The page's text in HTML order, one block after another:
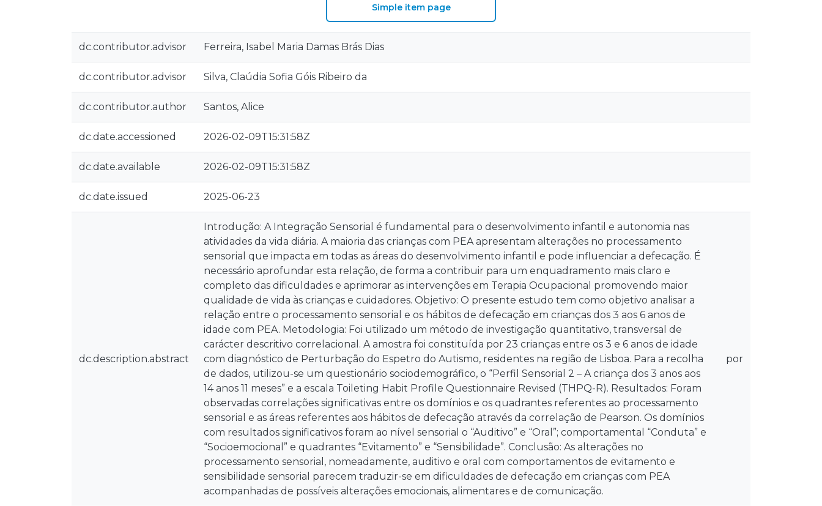
Simple item page
dc.contributor.advisor Ferreira, Isabel Maria Damas Brás Dias
dc.contributor.advisor Silva, Claúdia Sofia Góis Ribeiro da
dc.contributor.author Santos, Alice
dc.date.accessioned 2026-02-09T15:31:58Z
dc.date.available 2026-02-09T15:31:58Z
dc.date.issued 2025-06-23
dc.description.abstract
Introdução: A Integração Sensorial é fundamental para o desenvolvimento infantil e autonomia nas
atividades da vida diária. A maioria das crianças com PEA apresentam alterações no processamento
sensorial que impacta em todas as áreas do desenvolvimento infantil e pode influenciar a defecação. É
necessário aprofundar esta relação, de forma a contribuir para um enquadramento mais claro e
completo das dificuldades e aprimorar as intervenções em Terapia Ocupacional promovendo maior
qualidade de vida às crianças e cuidadores. Objetivo: O presente estudo tem como objetivo analisar a
relação entre o processamento sensorial e os hábitos de defecação em crianças dos 3 aos 6 anos de
idade com PEA. Metodologia: Foi utilizado um método de investigação quantitativo, transversal de
carácter descritivo correlacional. A amostra foi constituída por 23 crianças entre os 3 e 6 anos de idade
com diagnóstico de Perturbação do Espetro do Autismo, residentes na região de Lisboa. Para a recolha
de dados, utilizou-se um questionário sociodemográfico, o “Perfil Sensorial 2 – A criança dos 3 anos aos
14 anos 11 meses” e a escala Toileting Habit Profile Questionnaire Revised (THPQ-R). Resultados: Foram
observadas correlações significativas entre os domínios e os quadrantes referentes ao processamento
sensorial e as áreas referentes aos hábitos de defecação através da correlação de Pearson. Os domínios
com resultados significativos foram ao nível sensorial o “Auditivo” e “Oral”; comportamental “Conduta” e
“Socioemocional” e quadrantes “Evitamento” e “Sensibilidade”. Conclusão: As alterações no
processamento sensorial, nomeadamente, auditivo e oral com comportamentos de evitamento e
sensibilidade sensorial parecem traduzir-se em dificuldades de defecação em crianças com PEA
acompanhadas de possíveis alterações emocionais, alimentares e de comunicação.
por